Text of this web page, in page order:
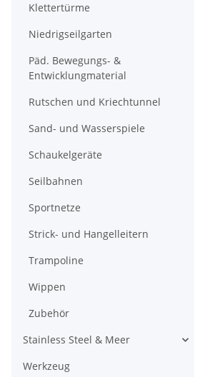
Klettertürme
Niedrigseilgarten
Päd. Bewegungs- &
Entwicklungmaterial
Rutschen und Kriechtunnel
Sand- und Wasserspiele
Schaukelgeräte
Seilbahnen
Sportnetze
Strick- und Hangelleitern
Trampoline
Wippen
Zubehör
Stainless Steel & Meer
Werkzeug